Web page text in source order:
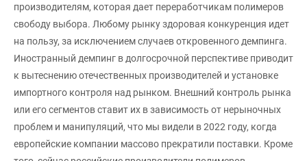
производителям, которая дает переработчикам полимеров
свободу выбора. Любому рынку здоровая конкуренция идет
на пользу, за исключением случаев откровенного демпинга.
Иностранный демпинг в долгосрочной перспективе приводит
к вытеснению отечественных производителей и установке
импортного контроля над рынком. Внешний контроль рынка
или его сегментов ставит их в зависимость от нерыночных
проблем и манипуляций, что мы видели в 2022 году, когда
европейские компании массово прекратили поставки. Кроме